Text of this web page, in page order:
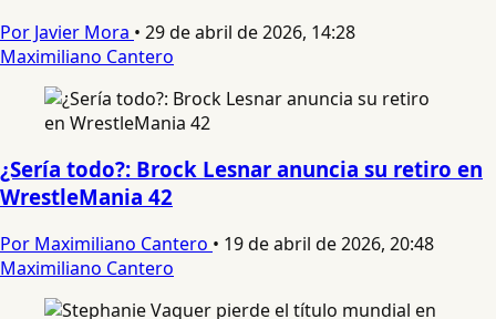
Por Javier Mora • 29 de abril de 2026, 14:28
Maximiliano Cantero
¿Sería todo?: Brock Lesnar anuncia su retiro en
WrestleMania 42
Por Maximiliano Cantero • 19 de abril de 2026, 20:48
Maximiliano Cantero